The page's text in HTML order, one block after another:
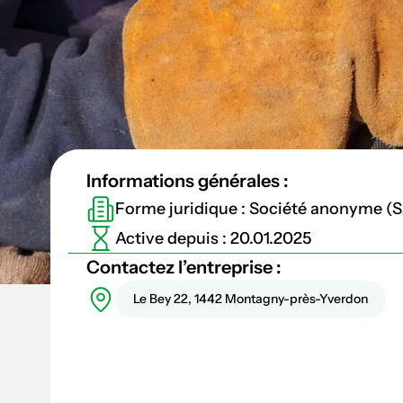
Informations générales :
Forme juridique : Société anonyme
Active depuis : 20.01.2025
Contactez l’entreprise :
Le Bey 22, 1442 Montagny-près-Yverdon